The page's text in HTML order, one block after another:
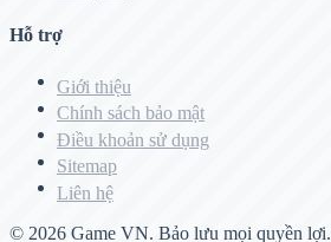
Hỗ trợ
Giới thiệu
Chính sách bảo mật
Điều khoản sử dụng
Sitemap
Liên hệ
© 2026 Game VN. Bảo lưu mọi quyền lợi.